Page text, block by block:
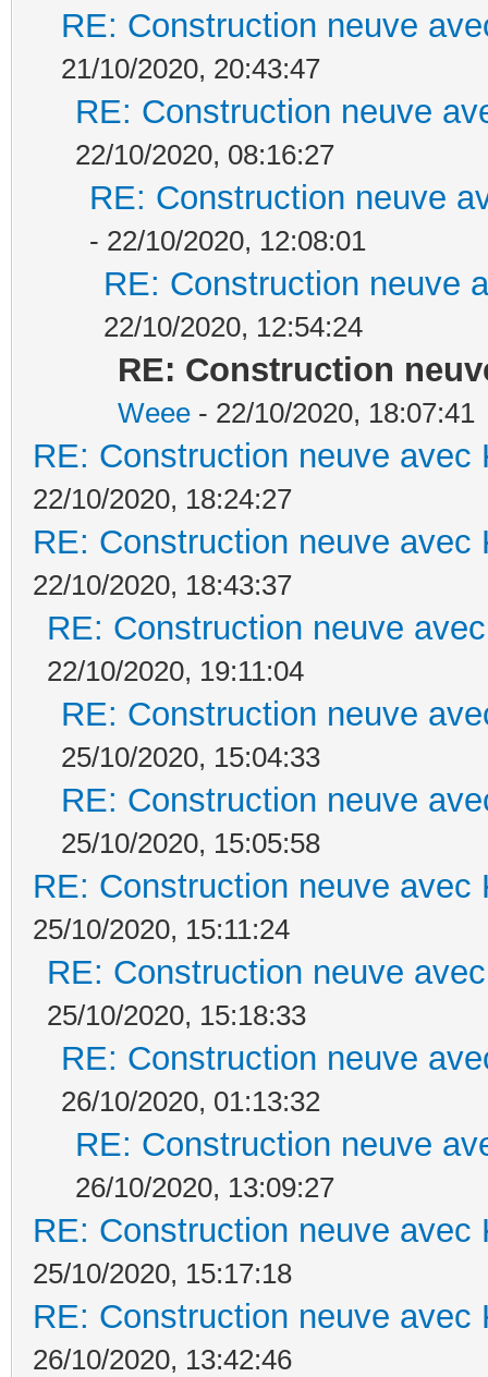
RE: Construction neuve
21/10/2020, 20:43:47
RE: Construction neuve
22/10/2020, 08:16:27
RE: Construction neuve
- 22/10/2020, 12:08:01
RE: Construction neuve
22/10/2020, 12:54:24
RE: Construction
Weee - 22/10/2020, 18:07:41
RE: Construction neuve avec
22/10/2020, 18:24:27
RE: Construction neuve avec
22/10/2020, 18:43:37
RE: Construction neuve
22/10/2020, 19:11:04
RE: Construction neuve
25/10/2020, 15:04:33
RE: Construction neuve
25/10/2020, 15:05:58
RE: Construction neuve avec
25/10/2020, 15:11:24
RE: Construction neuve
25/10/2020, 15:18:33
RE: Construction neuve
26/10/2020, 01:13:32
RE: Construction neuve
26/10/2020, 13:09:27
RE: Construction neuve avec
25/10/2020, 15:17:18
RE: Construction neuve avec
26/10/2020, 13:42:46